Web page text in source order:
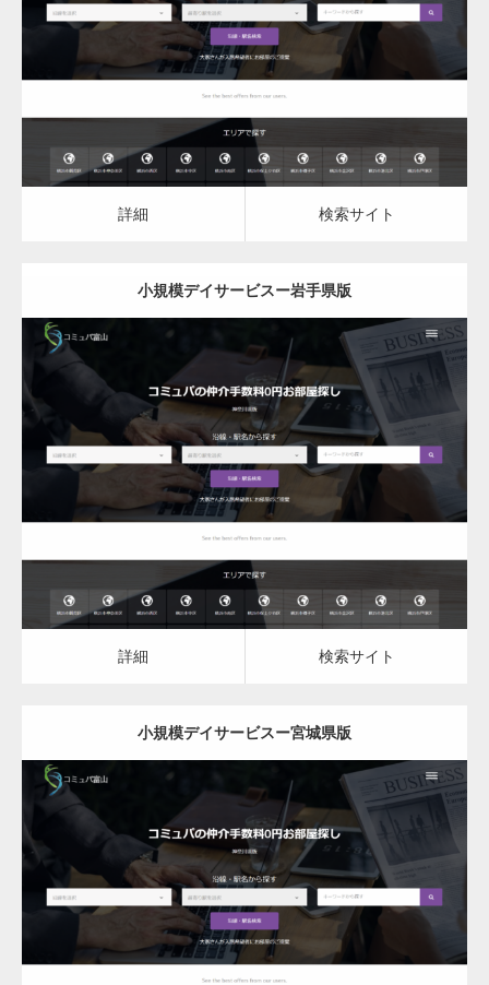
小規模デイサービス
詳細 検索サイト
詳細 検索サイト
小規模デイサービスー岩手県版
更新日： 2023.03.09
小規模デイサービス
詳細 検索サイト
詳細 検索サイト
小規模デイサービスー宮城県版
更新日： 2023.03.09
小規模デイサービス
詳細 検索サイト